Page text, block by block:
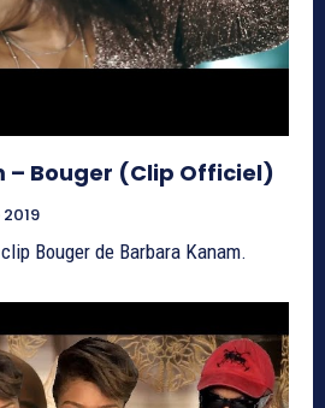
– Bouger (Clip Officiel)
Bouger de Barbara Kanam.